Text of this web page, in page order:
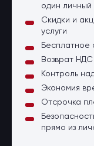
один личный
Скидки и
услуги
Бесплатное
Возврат НДС
Контроль
Экономия
Отсрочка
прямо из